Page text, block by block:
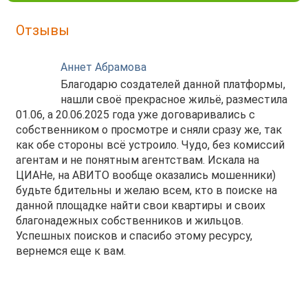
Отзывы
Аннет Абрамова
Благодарю создателей данной платформы,
нашли своё прекрасное жильё, разместила
01.06, а 20.06.2025 года уже договаривались с
собственником о просмотре и сняли сразу же, так
как обе стороны всё устроило. Чудо, без комиссий
агентам и не понятным агентствам. Искала на
ЦИАНе, на АВИТО вообще оказались мошенники)
будьте бдительны и желаю всем, кто в поиске на
данной площадке найти свои квартиры и своих
благонадежных собственников и жильцов.
Успешных поисков и спасибо этому ресурсу,
вернемся еще к вам.